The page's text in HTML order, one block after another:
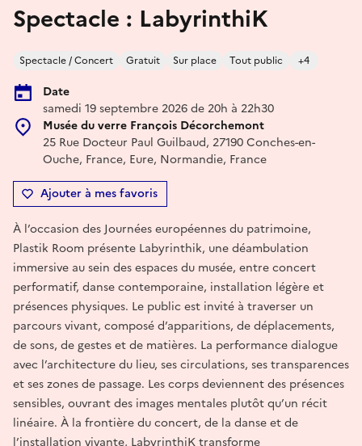
Spectacle : LabyrinthiK
Spectacle / Concert Gratuit Sur place Tout public +4
Date
samedi 19 septembre 2026 de 20h à 22h30
Musée du verre François Décorchemont
25 Rue Docteur Paul Guilbaud, 27190 Conches-en-
Ouche, France, Eure, Normandie, France
Ajouter à mes favoris
À l’occasion des Journées européennes du patrimoine,
Plastik Room présente Labyrinthik, une déambulation
immersive au sein des espaces du musée, entre concert
performatif, danse contemporaine, installation légère et
présences physiques. Le public est invité à traverser un
parcours vivant, composé d’apparitions, de déplacements,
de sons, de gestes et de matières. La performance dialogue
avec l’architecture du lieu, ses circulations, ses transparences
et ses zones de passage. Les corps deviennent des présences
sensibles, ouvrant des images mentales plutôt qu’un récit
linéaire. À la frontière du concert, de la danse et de
l’installation vivante, LabyrinthiK transforme